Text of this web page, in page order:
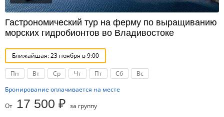
Гастрономический тур на ферму по выращиванию
морских гидробионтов во Владивостоке
Ближайшая: 23 ноября в 9:00
Пн Вт Ср Чт Пт Сб
Вс
Бронирование оплачивается на месте
От 17 500 ₽ за группу